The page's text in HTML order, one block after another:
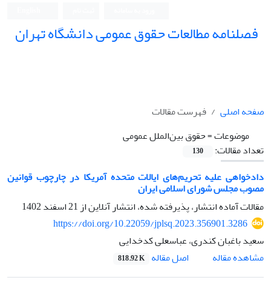
فصلنامه مطالعات حقوق عمومی دانشگاه تهران
صفحه اصلی
فهرست مقالات
موضوعات =حقوق بین‌الملل عمومی
تعداد مقالات:
130
دادخواهی علیه تحریم‌های ایالات متحده آمریکا در چارچوب قوانین
مصوب مجلس شورای اسلامی ایران
مقالات آماده انتشار، پذیرفته شده، انتشار آنلاین از21 اسفند 1402
https://doi.org/10.22059/jplsq.2023.356901.3286
سعید باغبان کندری، عباسعلی کدخدایی
مشاهده مقاله
اصل مقاله 818.92 K